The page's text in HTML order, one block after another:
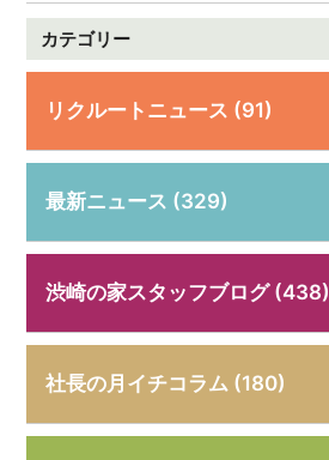
カテゴリー
リクルートニュース (91)
最新ニュース (329)
渋崎の家スタッフブログ (438)
社長の月イチコラム (180)